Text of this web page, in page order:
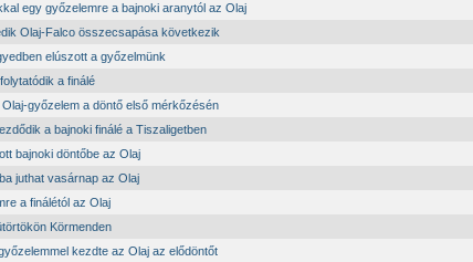
egy győzelemre a bajnoki aranytól az Olaj
Olaj-Falco összecsapása következik
elúszott a győzelmünk
a finálé
Olaj-győzelem a döntő első mérkőzésén
a bajnoki finálé a Tiszaligetben
bajnoki döntőbe az Olaj
juthat vasárnap az Olaj
a finálétól az Olaj
Körmenden
kezdte az Olaj az elődöntőt